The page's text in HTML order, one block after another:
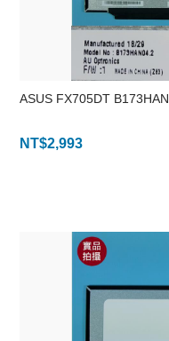
ASUS FX705DT
NT$2,993